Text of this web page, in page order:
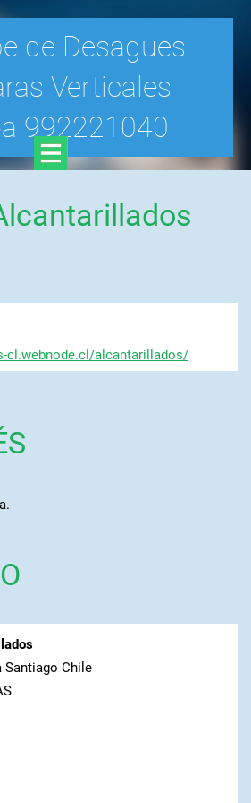
de Desagues
Verticales
992221040
cl.webnode.cl/alcantarillados/
Santiago Chile